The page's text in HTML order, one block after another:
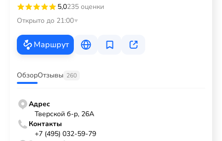
5,0235 оценки
Открыто до 21:00
Маршрут
ОбзорОтзывы 260
Адрес
Тверской б-р, 26А
Контакты
+7 (495) 032-59-79